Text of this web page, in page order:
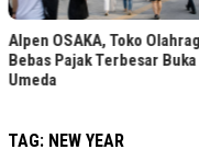
Liberta Hotels Jadi
Resmi Amartha 10X
TAG: NEW YEAR